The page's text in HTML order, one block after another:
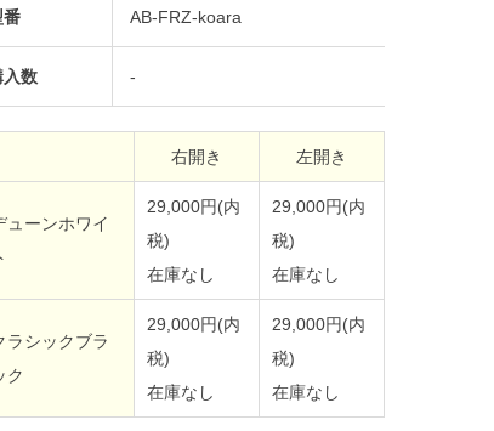
番 AB-FRZ-koara
入数 -
右開き 左開き
ューンホワイ
29,000円(内
税)
在庫なし
29,000円(内
税)
在庫なし
ラシックブラ
ク
29,000円(内
税)
在庫なし
29,000円(内
税)
在庫なし